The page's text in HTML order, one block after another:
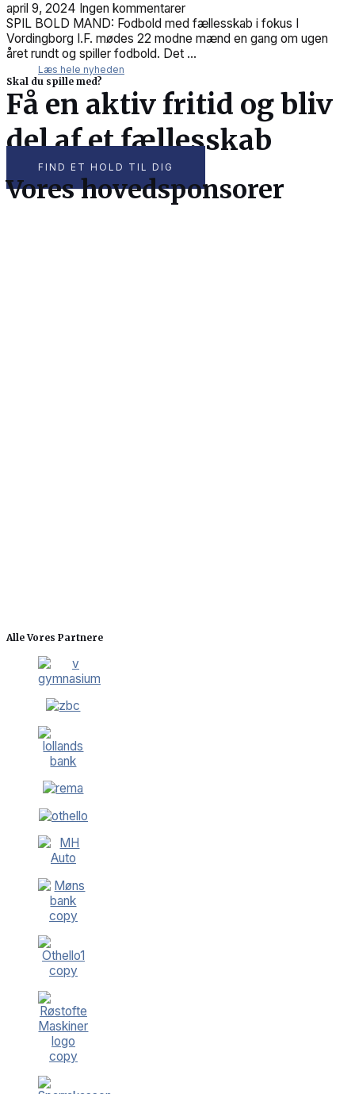
april 9, 2024 Ingen kommentarer
SPIL BOLD MAND: Fodbold med fællesskab i fokus I
Vordingborg I.F. mødes 22 modne mænd en gang om ugen
året rundt og spiller fodbold. Det ...
Læs hele nyheden
Skal du spille med?
Få en aktiv fritid og bliv
del af et fællesskab
FIND ET HOLD TIL DIG
Vores hovedsponsorer
Alle Vores Partnere